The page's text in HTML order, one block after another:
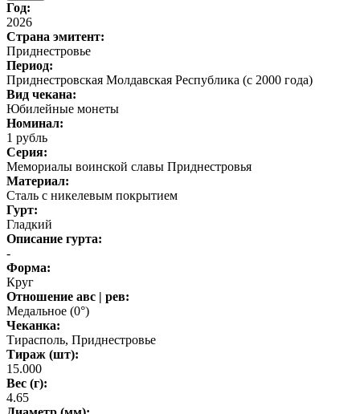
Год:
2026
Страна эмитент:
Приднестровье
Период:
Приднестровская Молдавская Республика (с 2000 года)
Вид чекана:
Юбилейные монеты
Номинал:
1 рубль
Серия:
Мемориалы воинской славы Приднестровья
Материал:
Сталь с никелевым покрытием
Гурт:
Гладкий
Описание гурта:
-
Форма:
Круг
Отношение авс | рев:
Медальное (0°)
Чеканка:
Тирасполь, Приднестровье
Тираж (шт):
15.000
Вес (г):
4.65